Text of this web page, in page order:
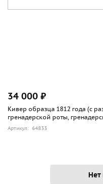
34 000 ₽
Кивер образца 1812 года (с
гренадерской роты,
Артикул: 64833
Нет